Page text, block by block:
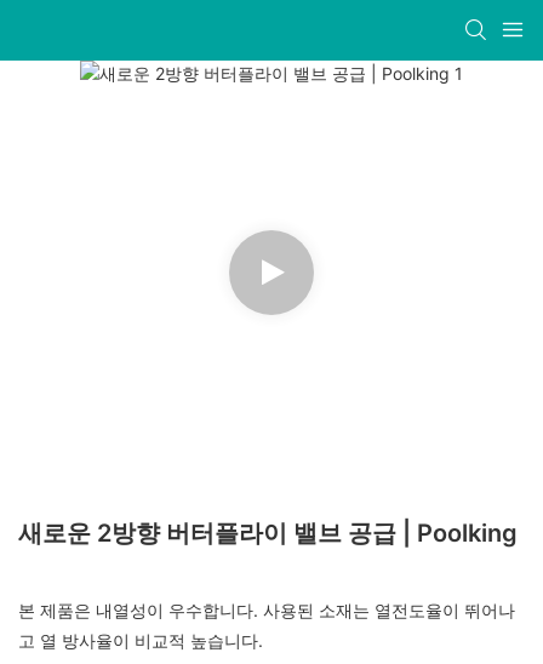
새로운 2방향 버터플라이 밸브 공급 | Poolking
본 제품은 내열성이 우수합니다. 사용된 소재는 열전도율이 뛰어나
고 열 방사율이 비교적 높습니다.